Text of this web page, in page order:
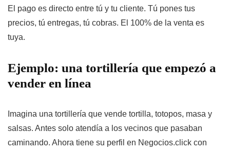
El pago es directo entre tú y tu cliente. Tú pones tus
precios, tú entregas, tú cobras. El 100% de la venta es
tuya.
Ejemplo: una tortillería que empezó a
vender en línea
Imagina una tortillería que vende tortilla, totopos, masa y
salsas. Antes solo atendía a los vecinos que pasaban
caminando. Ahora tiene su perfil en Negocios.click con